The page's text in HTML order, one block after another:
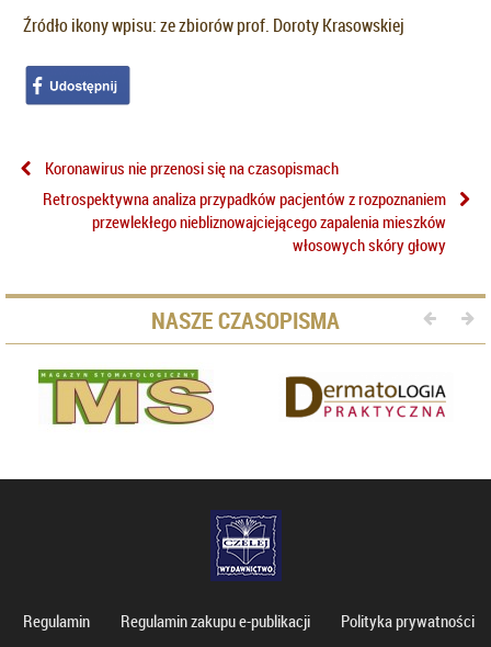
Źródło ikony wpisu: ze zbiorów prof. Doroty Krasowskiej
Koronawirus nie przenosi się na czasopismach
Retrospektywna analiza przypadków pacjentów z rozpoznaniem
przewlekłego niebliznowajciejącego zapalenia mieszków
włosowych skóry głowy
NASZE CZASOPISMA
Regulamin Regulamin zakupu e-publikacji Polityka prywatności